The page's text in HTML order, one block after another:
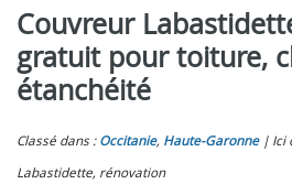
Couvreur
gratuit pour toiture,
étanchéité
Classé dans : Occitanie, Haute-Garonne
Ici
Labastidette, rénovation